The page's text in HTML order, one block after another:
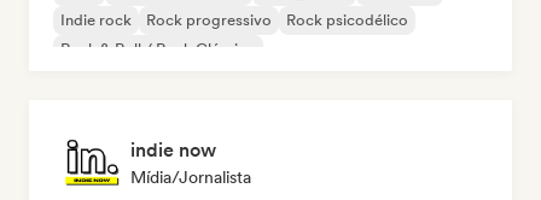
Indie rock
Rock progressivo
Rock psicodélico
Rock & Roll / Rock Clássico
indie now
Mídia/Jornalista